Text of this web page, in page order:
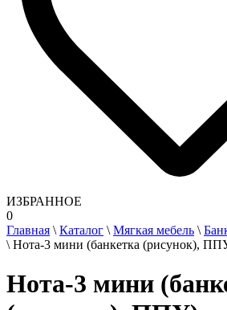
ИЗБРАННОЕ
0
Главная \ Каталог \ Мягкая мебель \
\ Нота-3 мини (банкетка (рисунок),
Нота-3 мини